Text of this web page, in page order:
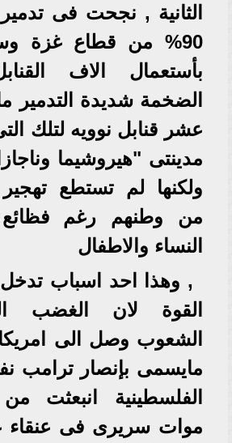
الثانية , نجحت فى
90% من قطاع غزة
بأستعمال الاف
الضخمة شديدة التدمير
عشر قنابل نوويه لتلك
مدينتى "هيروشيما
ولكنها لم تستطع
من وطنهم رغم فظائع
النساء والاطفال
, وهذا احد اسباب
القوة لان الغضب
الشعوب وصل الى
مايسمى بإنصار ترامب
الفلسطينية انبعثت
موات سريرى فى عنقاء